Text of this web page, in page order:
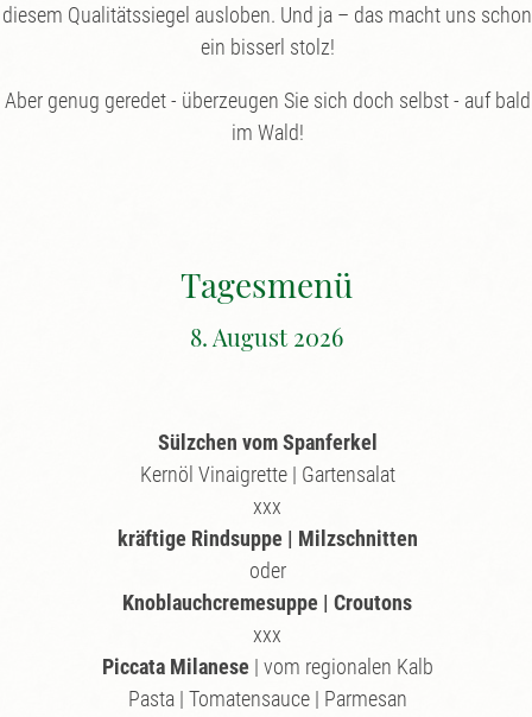
diesem Qualitätssiegel ausloben. Und ja – das macht uns schon
ein bisserl stolz!
Aber genug geredet - überzeugen Sie sich doch selbst - auf bald
im Wald!
Tagesmenü
8. August 2026
Sülzchen vom Spanferkel
Kernöl Vinaigrette | Gartensalat
xxx
kräftige Rindsuppe | Milzschnitten
oder
Knoblauchcremesuppe | Croutons
xxx
Piccata Milanese | vom regionalen Kalb
Pasta | Tomatensauce | Parmesan